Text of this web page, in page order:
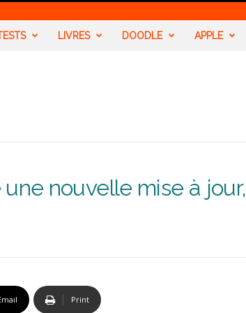
LIVRES DOODLE APPLE
nouvelle mise à jour,
Print